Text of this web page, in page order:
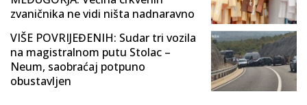
zvaničnika ne vidi ništa nadnaravno
VIŠE POVRIJEĐENIH: Sudar tri vozila
na magistralnom putu Stolac –
Neum, saobraćaj potpuno
obustavljen